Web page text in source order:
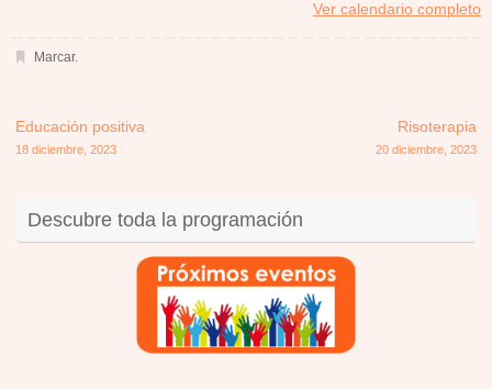
Ver calendario completo
Marcar.
Educación positiva
18 diciembre, 2023
Risoterapia
20 diciembre, 2023
Descubre toda la programación